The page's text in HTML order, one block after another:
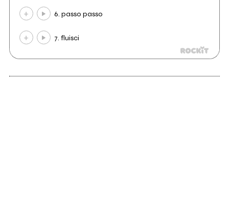
6. passo passo
7. fluisci